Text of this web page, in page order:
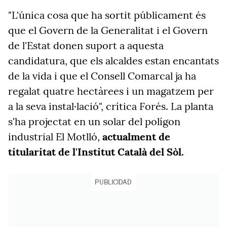
"L'única cosa que ha sortit públicament és
que el Govern de la Generalitat i el Govern
de l'Estat donen suport a aquesta
candidatura, que els alcaldes estan encantats
de la vida i que el Consell Comarcal ja ha
regalat quatre hectàrees i un magatzem per
a la seva instal·lació", crítica Forés. La planta
s'ha projectat en un solar del polígon
industrial El Motlló, actualment de
titularitat de l'Institut Català del Sòl.
PUBLICIDAD